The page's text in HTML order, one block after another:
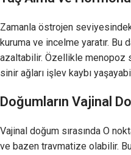
Zamanla östrojen
kuruma ve incelme yaratır. Bu
azaltabilir. Özellikle menopoz
sinir ağları işlev kaybı
Doğumların Vajinal
Vajinal doğum sırasında O
ve bazen travmatize olabilir.